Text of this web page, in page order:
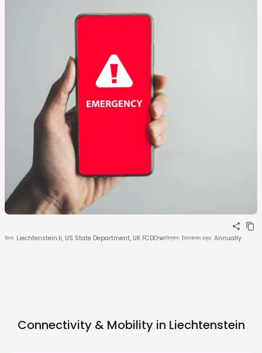
উৎস: Liechtenstein.li, US State Department, UK FCDOআত্মবিশ্বাস: 1হালনাগাদ চক্র: Annually
Connectivity & Mobility in Liechtenstein